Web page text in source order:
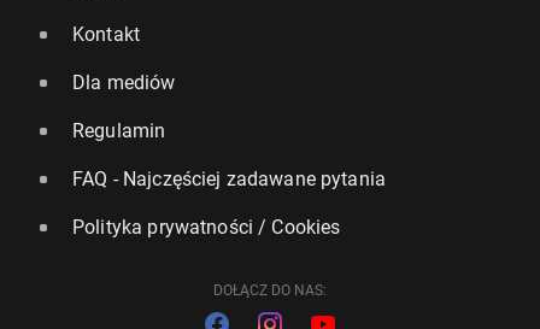
Kontakt
Dla mediów
Regulamin
FAQ - Najczęściej zadawane pytania
Polityka prywatności / Cookies
DOŁĄCZ DO NAS: